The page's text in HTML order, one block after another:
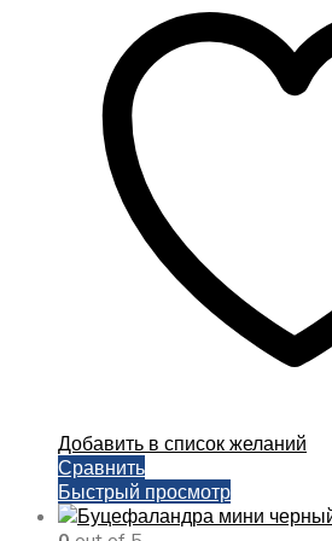
1000,00 ₽
Добавить в список желаний
Сравнить
Быстрый просмотр